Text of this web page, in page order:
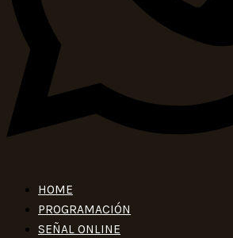
HOME
PROGRAMACIÓN
SEÑAL ONLINE